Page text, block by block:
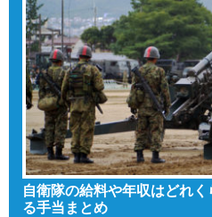
自衛隊の給料や年収はどれ
る手当まとめ